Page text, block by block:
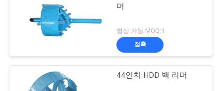
머
협상 가능 MOQ:1
접촉
44인치 HDD 백 리머